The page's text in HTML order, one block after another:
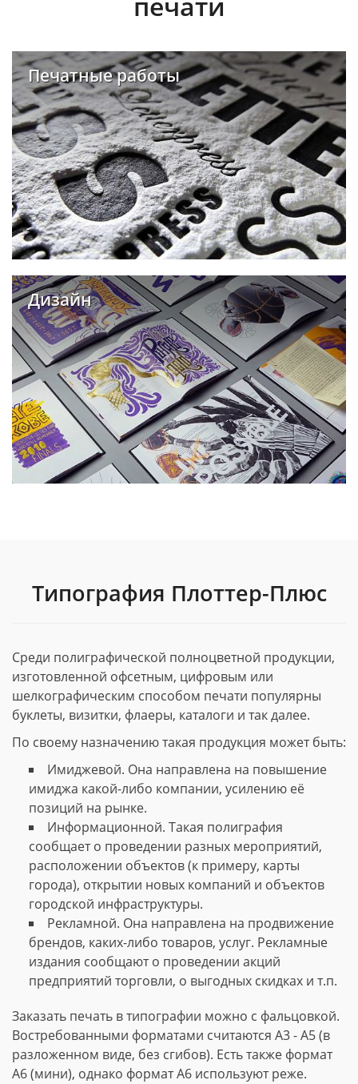
Печатные работы
Дизайн
Типография Плоттер-Плюс
Среди полиграфической полноцветной продукции,
изготовленной офсетным, цифровым или
шелкографическим способом печати популярны
буклеты, визитки, флаеры, каталоги и так далее.
По своему назначению такая продукция может быть:
Имиджевой. Она направлена на повышение
имиджа какой-либо компании, усилению её
позиций на рынке.
Информационной. Такая полиграфия
сообщает о проведении разных мероприятий,
расположении объектов (к примеру, карты
города), открытии новых компаний и объектов
городской инфраструктуры.
Рекламной. Она направлена на продвижение
брендов, каких-либо товаров, услуг. Рекламные
издания сообщают о проведении акций
предприятий торговли, о выгодных скидках и т.п.
Заказать печать в типографии можно с фальцовкой.
Востребованными форматами считаются А3 - А5 (в
разложенном виде, без сгибов). Есть также формат
А6 (мини), однако формат А6 используют реже.